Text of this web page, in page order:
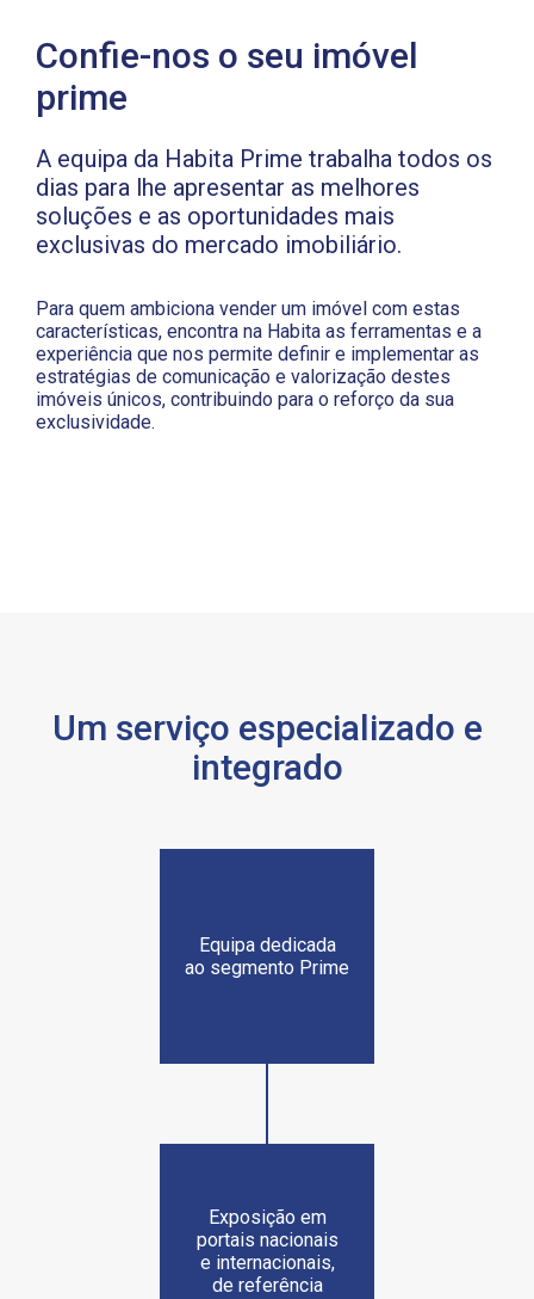
Confie-nos o seu imóvel
prime
A equipa da Habita Prime trabalha todos os
dias para lhe apresentar as melhores
soluções e as oportunidades mais
exclusivas do mercado imobiliário.
Para quem ambiciona vender um imóvel com estas
características, encontra na Habita as ferramentas e a
experiência que nos permite definir e implementar as
estratégias de comunicação e valorização destes
imóveis únicos, contribuindo para o reforço da sua
exclusividade.
Um serviço especializado e
integrado
Equipa dedicada
ao segmento Prime
Exposição em
portais nacionais
e internacionais,
de referência